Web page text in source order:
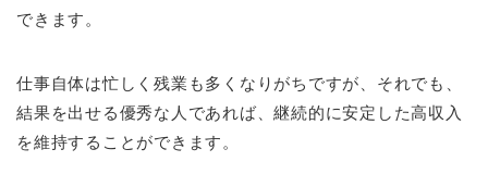
できます。
仕事自体は忙しく残業も多くなりがちですが、それでも、
結果を出せる優秀な人であれば、継続的に安定した高収入
を維持することができます。